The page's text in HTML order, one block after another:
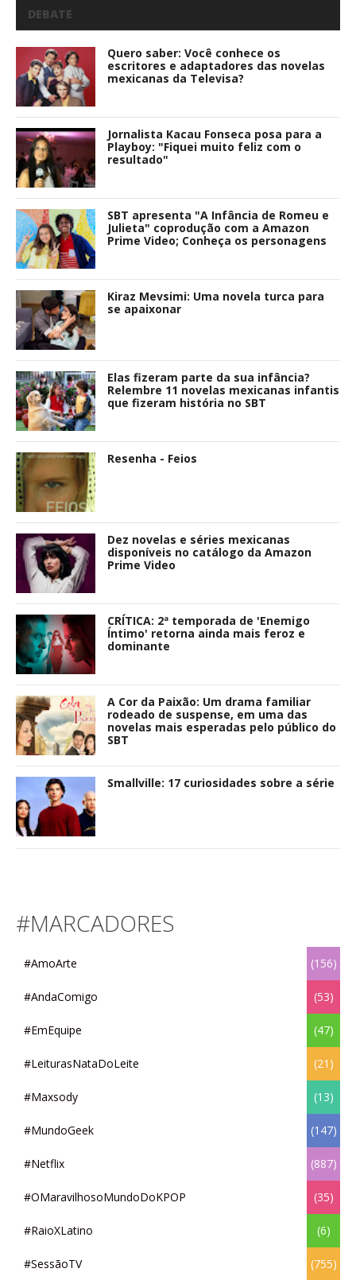
DEBATE
Quero saber: Você conhece os
escritores e adaptadores das novelas
mexicanas da Televisa?
Jornalista Kacau Fonseca posa para a
Playboy: "Fiquei muito feliz com o
resultado"
SBT apresenta "A Infância de Romeu e
Julieta" coprodução com a Amazon
Prime Video; Conheça os personagens
Kiraz Mevsimi: Uma novela turca para
se apaixonar
Elas fizeram parte da sua infância?
Relembre 11 novelas mexicanas infantis
que fizeram história no SBT
Resenha - Feios
Dez novelas e séries mexicanas
disponíveis no catálogo da Amazon
Prime Video
CRÍTICA: 2ª temporada de 'Enemigo
Íntimo' retorna ainda mais feroz e
dominante
A Cor da Paixão: Um drama familiar
rodeado de suspense, em uma das
novelas mais esperadas pelo público do
SBT
Smallville: 17 curiosidades sobre a série
#MARCADORES
#AmoArte (156)
#AndaComigo (53)
#EmEquipe (47)
#LeiturasNataDoLeite (21)
#Maxsody (13)
#MundoGeek (147)
#Netflix (887)
#OMaravilhosoMundoDoKPOP (35)
#RaioXLatino (6)
#SessãoTV (755)